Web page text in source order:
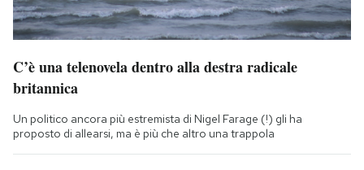
C’è una telenovela dentro alla destra radicale
britannica
Un politico ancora più estremista di Nigel Farage (!) gli ha
proposto di allearsi, ma è più che altro una trappola